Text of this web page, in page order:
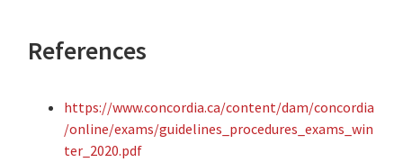
References
https://www.concordia.ca/content/dam/concordia
/online/exams/guidelines_procedures_exams_win
ter_2020.pdf